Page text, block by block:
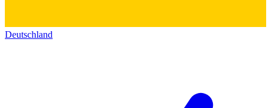
Deutschland